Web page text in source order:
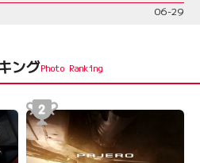
06-29
ング